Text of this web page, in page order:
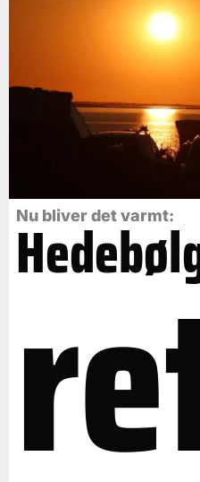
Nu bliver det varmt: